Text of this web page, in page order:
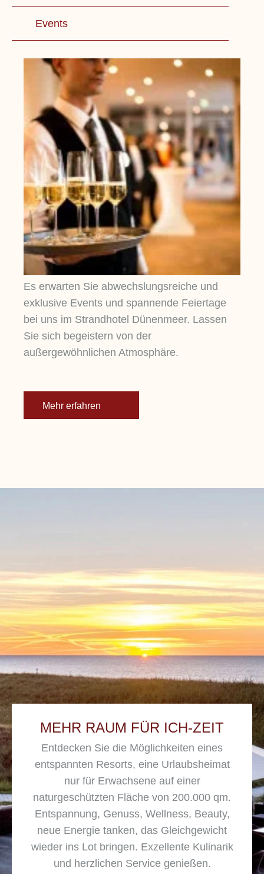
Events
Es erwarten Sie abwechslungsreiche und
exklusive Events und spannende Feiertage
bei uns im Strandhotel Dünenmeer. Lassen
Sie sich begeistern von der
außergewöhnlichen Atmosphäre.
Mehr erfahren
MEHR RAUM FÜR ICH-ZEIT
Entdecken Sie die Möglichkeiten eines
entspannten Resorts, eine Urlaubsheimat
nur für Erwachsene auf einer
naturgeschützten Fläche von 200.000 qm.
Entspannung, Genuss, Wellness, Beauty,
neue Energie tanken, das Gleichgewicht
wieder ins Lot bringen. Exzellente Kulinarik
und herzlichen Service genießen.